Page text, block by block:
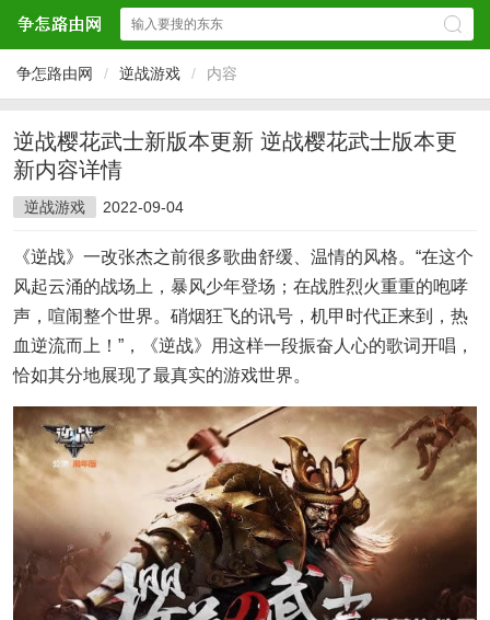
争怎路由网 / 逆战游戏 / 内容
逆战樱花武士新版本更新 逆战樱花武士版本更
新内容详情
逆战游戏 2022-09-04
《逆战》一改张杰之前很多歌曲舒缓、温情的风格。“在这个
风起云涌的战场上，暴风少年登场；在战胜烈火重重的咆哮
声，喧闹整个世界。硝烟狂飞的讯号，机甲时代正来到，热
血逆流而上！”，《逆战》用这样一段振奋人心的歌词开唱，
恰如其分地展现了最真实的游戏世界。